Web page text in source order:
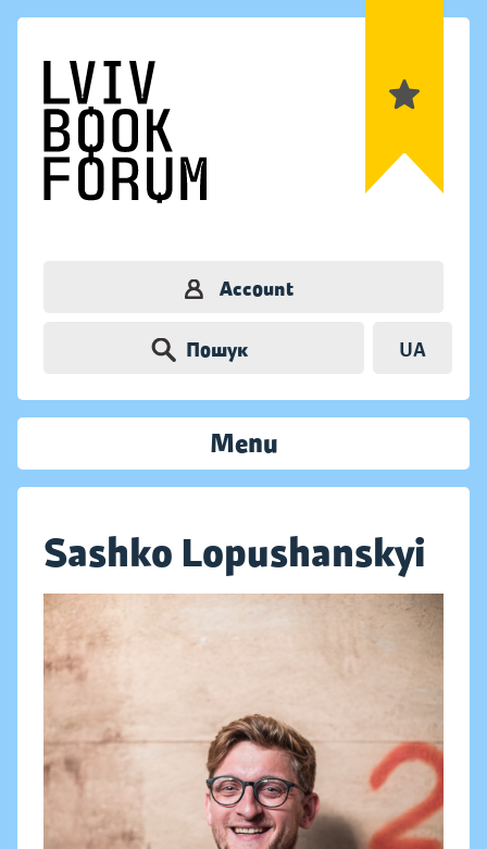
Account
Пошук UA
Menu
Sashko Lopushanskyi